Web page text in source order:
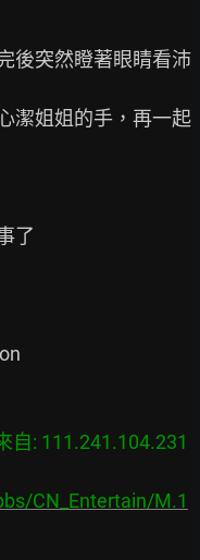
後突然瞪著眼睛看沛
潔姐姐的手，再一起
了
自: 111.241.104.231
CN_Entertain/M.1